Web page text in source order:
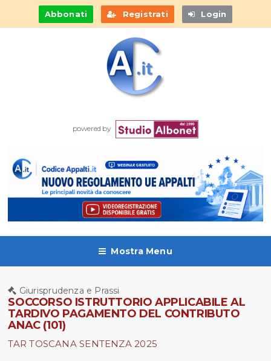
Abbonati Registrati Login
powered by
Mostra Menu
Giurisprudenza e Prassi
SOCCORSO ISTRUTTORIO APPLICABILE AL
TARDIVO PAGAMENTO DEL CONTRIBUTO
ANAC (101)
TAR TOSCANA SENTENZA 2025